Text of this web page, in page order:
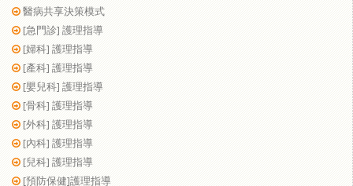
醫病共享決策模式
[急門診] 護理指導
[婦科] 護理指導
[產科] 護理指導
[嬰兒科] 護理指導
[骨科] 護理指導
[外科] 護理指導
[內科] 護理指導
[兒科] 護理指導
[預防保健]護理指導